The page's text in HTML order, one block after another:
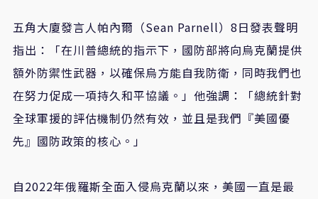
五角大廈發言人帕內爾（Sean Parnell）8日發表聲明
指出：「在川普總統的指示下，國防部將向烏克蘭提供
額外防禦性武器，以確保烏方能自我防衛，同時我們也
在努力促成一項持久和平協議。」他強調：「總統針對
全球軍援的評估機制仍然有效，並且是我們『美國優
先』國防政策的核心。」
自2022年俄羅斯全面入侵烏克蘭以來，美國一直是最